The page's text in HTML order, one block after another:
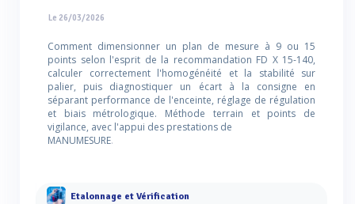
Le 26/03/2026
Comment dimensionner un plan de mesure à 9 ou 15
points selon l'esprit de la recommandation FD X 15-140,
calculer correctement l'homogénéité et la stabilité sur
palier, puis diagnostiquer un écart à la consigne en
séparant performance de l'enceinte, réglage de régulation
et biais métrologique. Méthode terrain et points de
vigilance, avec l'appui des prestations de
MANUMESURE.
Etalonnage et Vérification